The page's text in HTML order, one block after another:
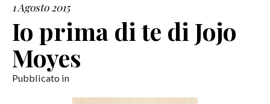
COLLABORAZIONI
1 Agosto 2015
Io prima di te di Jojo
Moyes
Pubblicato in